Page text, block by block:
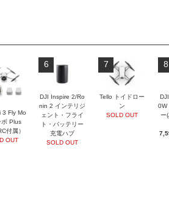
3 Fly Mo
ボ Plus
付属）
OUT
6
DJI Inspire 2/Ro
nin 2 インテリジ
ェント・フライ
ト・バッテリー
充電ハブ
SOLD OUT
7
Tello トイドロー
ン
SOLD OUT
8
0W
ー